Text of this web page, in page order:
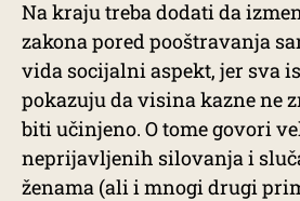
Na kraju treba dodati da
zakona pored pooštravanja
vida socijalni aspekt, jer sva
pokazuju da visina kazne ne
biti učinjeno. O tome govori
neprijavljenih silovanja i
ženama (ali i mnogi drugi